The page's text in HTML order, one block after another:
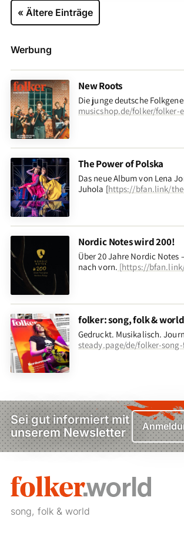
« Ältere Einträge
Werbung
New Roots
Die junge deutsche
musicshop.de/folker/folker-
The Power of Polska
Das neue Album von Lena
Juhola [https://bfan.link/
Nordic Notes wird 200!
Über 20 Jahre Nordic Notes
nach vorn. [https://
folker: song, folk & world
Gedruckt. Musikalisch.
steady.page/de/folker-
Sei gut informiert mit
unserem Newsletter
song, folk & world